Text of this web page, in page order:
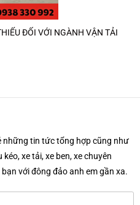
ĐỐI VỚI NGÀNH VẬN TẢI
những tin tức tổng hợp cũng như
xe tải, xe ben, xe chuyên
với đông đảo anh em gần xa.